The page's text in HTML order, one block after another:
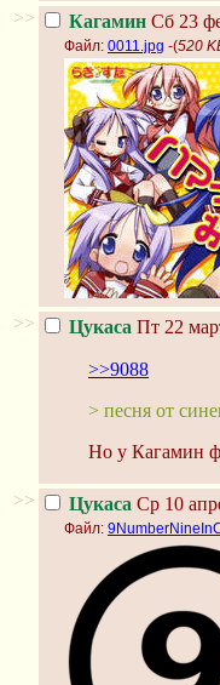
>> Кагамин Сб 23
Файл: 0011.jpg -(520
>> Цукаса Пт 22
>>9088
> песня от
Но у Кагамин
>> Цукаса Ср 10
Файл: